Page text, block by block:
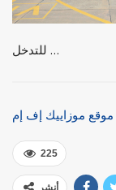
للتدخل …
موقع موزاييك إف إم
225
أنشر